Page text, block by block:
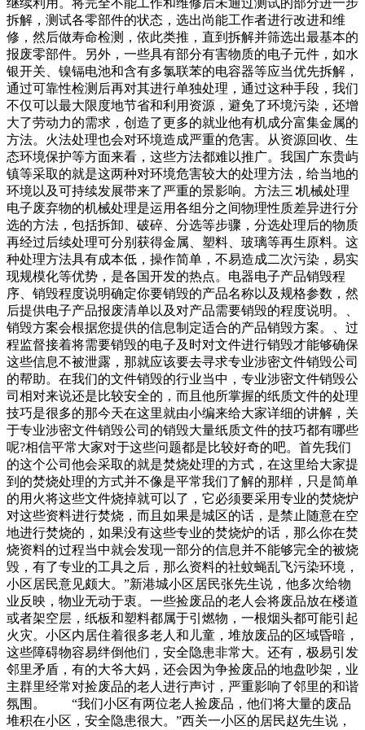
继续利用。将完全不能工作和维修后未通过测试的部分进一步
拆解，测试各零部件的状态，选出尚能工作者进行改进和维
修，然后做寿命检测，依此类推，直到拆解并筛选出最基本的
报废零部件。另外，一些具有部分有害物质的电子元件，如水
银开关、镍镉电池和含有多氯联苯的电容器等应当优先拆解，
通过可靠性检测后再对其进行单独处理，通过这种手段，我们
不仅可以最大限度地节省和利用资源，避免了环境污染，还增
大了劳动力的需求，创造了更多的就业他有机成分富集金属的
方法。火法处理也会对环境造成严重的危害。从资源回收、生
态环境保护等方面来看，这些方法都难以推广。我国广东贵屿
镇等采取的就是这两种对环境危害较大的处理方法，给当地的
环境以及可持续发展带来了严重的景影响。方法三∶机械处理
电子废弃物的机械处理是运用各组分之间物理性质差异进行分
选的方法，包括拆卸、破碎、分选等步骤，分选处理后的物质
再经过后续处理可分别获得金属、塑料、玻璃等再生原料。这
种处理方法具有成本低，操作简单，不易造成二次污染，易实
现规模化等优势，是各国开发的热点。电器电子产品销毁程
序、销毁程度说明确定你要销毁的产品名称以及规格参数，然
后提供电子产品报废清单以及对产品需要销毁的程度说明。、
销毁方案会根据您提供的信息制定适合的产品销毁方案。、过
程监督接着将需要销毁的电子及时对文件进行销毁才能够确保
这些信息不被泄露，那就应该要去寻求专业涉密文件销毁公司
的帮助。在我们的文件销毁的行业当中，专业涉密文件销毁公
司相对来说还是比较安全的，而且他所掌握的纸质文件的处理
技巧是很多的那今天在这里就由小编来给大家详细的讲解，关
于专业涉密文件销毁公司的销毁大量纸质文件的技巧都有哪些
呢?相信平常大家对于这些问题都是比较好奇的吧。首先我们
的这个公司他会采取的就是焚烧处理的方式，在这里给大家提
到的焚烧处理的方式并不像是平常我们了解的那样，只是简单
的用火将这些文件烧掉就可以了，它必须要采用专业的焚烧炉
对这些资料进行焚烧，而且如果是城区的话，是禁止随意在空
地进行焚烧的，如果没有这些专业的焚烧炉的话，那么你在焚
烧资料的过程当中就会发现一部分的信息并不能够完全的被烧
毁，有了专业的工具之后，那么资料的社蚊蝇乱飞污染环境，
小区居民意见颇大。”新港城小区居民张先生说，他多次给物
业反映，物业无动于衷。一些捡废品的老人会将废品放在楼道
或者架空层，纸板和塑料都属于引燃物，一根烟头都可能引起
火灾。小区内居住着很多老人和儿童，堆放废品的区域昏暗，
这些障碍物容易绊倒他们，安全隐患非常大。还有，极易引发
邻里矛盾，有的大爷大妈，还会因为争捡废品的地盘吵架，业
主群里经常对捡废品的老人进行声讨，严重影响了邻里的和谐
氛围。 “我们小区有两位老人捡废品，他们将大量的废品
堆积在小区，安全隐患很大。”西关一小区的居民赵先生说，